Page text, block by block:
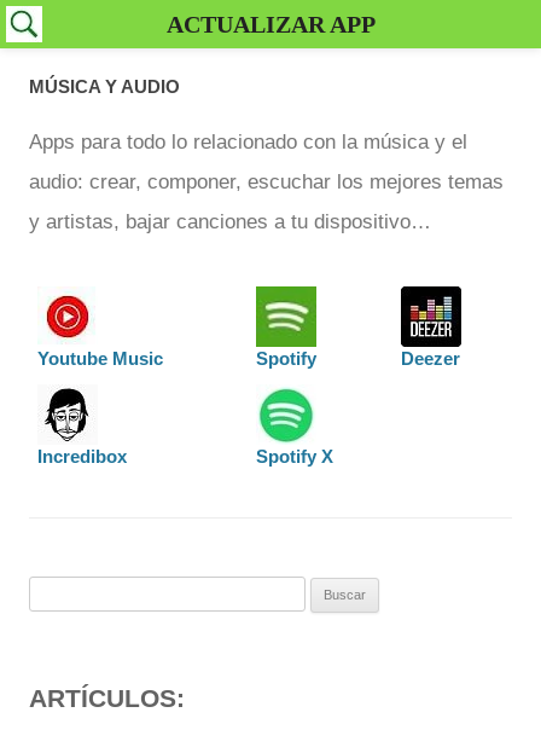
MÚSICA Y AUDIO
Apps para todo lo relacionado con la música y el
audio: crear, componer, escuchar los mejores temas
y artistas, bajar canciones a tu dispositivo…
Youtube Music Spotify Deezer
Incredibox Spotify X
ARTÍCULOS:
ACTUALIZAR APP